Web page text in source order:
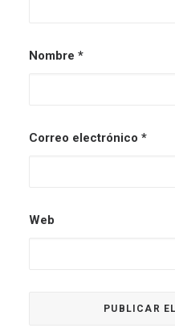
Nombre *
Correo electrónico *
Web